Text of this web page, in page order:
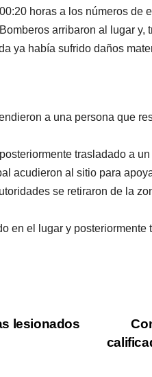
horas a los números de
arribaron al lugar y,
ya había sufrido daños
a una persona que
trasladado a
acudieron al sitio para
se retiraron de la
en el lugar y
lesionados